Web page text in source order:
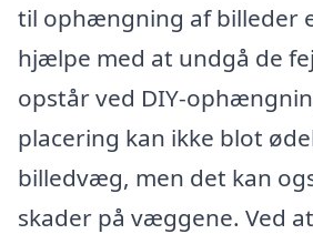
til ophængning af billeder
hjælpe med at undgå de
opstår ved DIY-
placering kan ikke blot
billedvæg, men det kan
skader på væggene. Ved